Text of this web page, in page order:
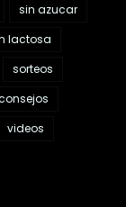
sin azucar
lactosa
sorteos
videos